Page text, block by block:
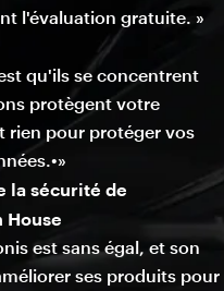
l'évaluation gratuite. »
qu'ils se concentrent
protègent votre
rien pour protéger vos
la sécurité de
House
est sans égal, et son
ses produits pour